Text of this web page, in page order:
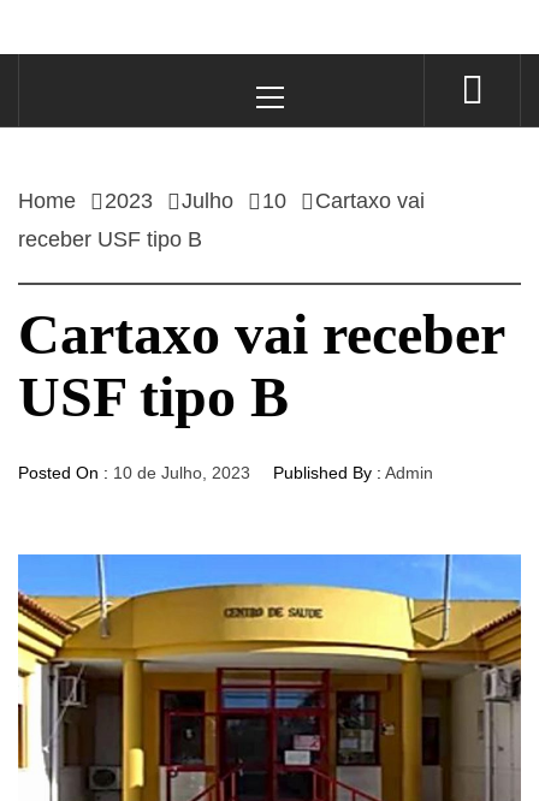
Menu
Home 2023 Julho 10
Cartaxo vai
receber USF tipo B
Cartaxo vai receber
USF tipo B
Posted On : 10 de Julho, 2023 Published By : Admin